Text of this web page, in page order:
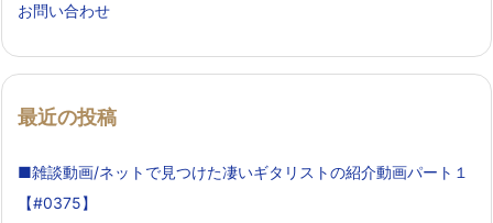
お問い合わせ
最近の投稿
■雑談動画/ネットで見つけた凄いギタリストの紹介動画パート１
【#0375】